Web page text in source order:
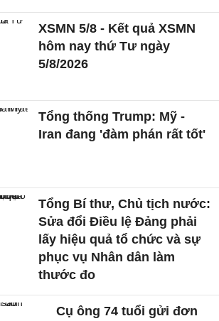
XSMN 5/8 - Kết quả XSMN
hôm nay thứ Tư ngày
5/8/2026
Tổng thống Trump: Mỹ -
Iran đang 'đàm phán rất tốt'
Tổng Bí thư, Chủ tịch nước:
Sửa đổi Điều lệ Đảng phải
lấy hiệu quả tổ chức và sự
phục vụ Nhân dân làm
thước đo
Cụ ông 74 tuổi gửi đơn